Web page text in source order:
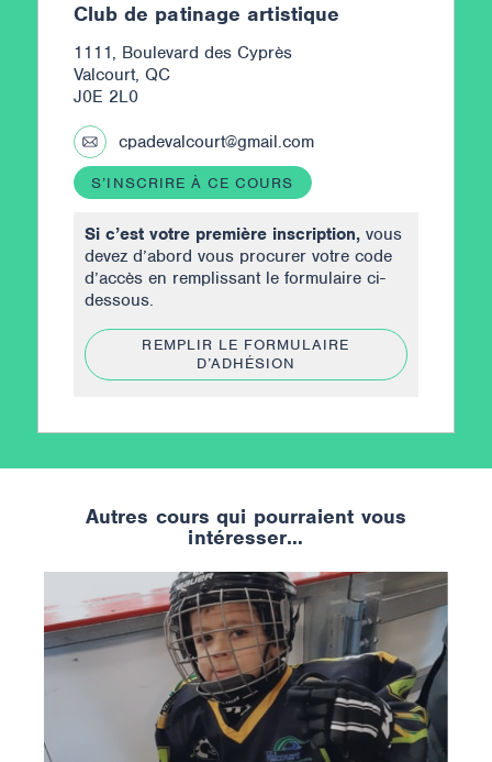
Club de patinage artistique
1111, Boulevard des Cyprès
Valcourt, QC
J0E 2L0
cpadevalcourt@gmail.com
S’INSCRIRE À CE COURS
Si c’est votre première inscription, vous
devez d’abord vous procurer votre code
d’accès en remplissant le formulaire ci-
dessous.
REMPLIR LE FORMULAIRE
D’ADHÉSION
Autres cours qui pourraient vous
intéresser…